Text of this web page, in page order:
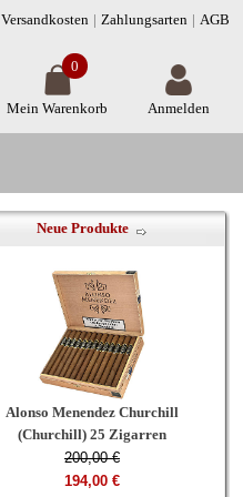
Versandkosten Zahlungsarten AGB
Anmelden
Mein Warenkorb
0
Neue Produkte
Alonso Menendez Churchill
(Churchill) 25 Zigarren
200,00 €
194,00 €